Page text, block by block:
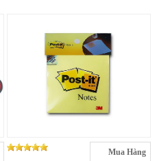
Mua Hàng